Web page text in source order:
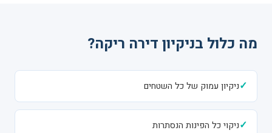
מה כלול בניקיון דירה ריקה?
✓ניקיון עמוק של כל השטחים
✓ניקוי כל הפינות הנסתרות